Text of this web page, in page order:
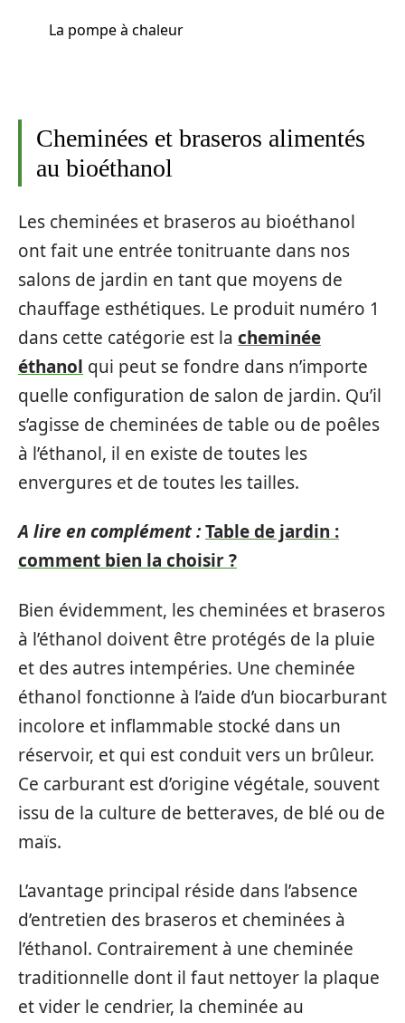
La pompe à chaleur
Cheminées et braseros alimentés
au bioéthanol
Les cheminées et braseros au bioéthanol
ont fait une entrée tonitruante dans nos
salons de jardin en tant que moyens de
chauffage esthétiques. Le produit numéro 1
dans cette catégorie est la cheminée
éthanol qui peut se fondre dans n’importe
quelle configuration de salon de jardin. Qu’il
s’agisse de cheminées de table ou de poêles
à l’éthanol, il en existe de toutes les
envergures et de toutes les tailles.
A lire en complément :Table de jardin :
comment bien la choisir ?
Bien évidemment, les cheminées et braseros
à l’éthanol doivent être protégés de la pluie
et des autres intempéries. Une cheminée
éthanol fonctionne à l’aide d’un biocarburant
incolore et inflammable stocké dans un
réservoir, et qui est conduit vers un brûleur.
Ce carburant est d’origine végétale, souvent
issu de la culture de betteraves, de blé ou de
maïs.
L’avantage principal réside dans l’absence
d’entretien des braseros et cheminées à
l’éthanol. Contrairement à une cheminée
traditionnelle dont il faut nettoyer la plaque
et vider le cendrier, la cheminée au